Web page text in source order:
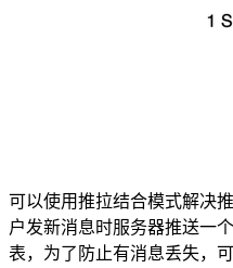
可以使用推拉结合模式解决
户发新消息时服务器推送一
表，为了防止有消息丢失，